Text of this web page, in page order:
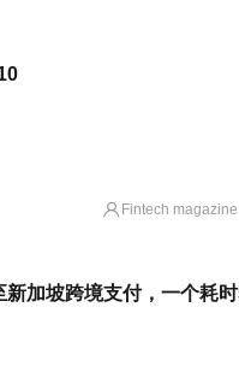
Fintech magazine